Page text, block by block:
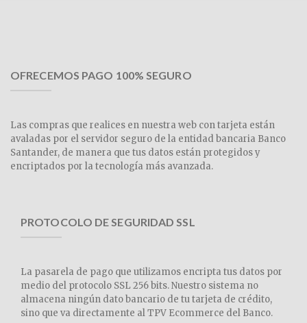
OFRECEMOS PAGO 100% SEGURO
Las compras que realices en nuestra web con tarjeta están
avaladas por el servidor seguro de la entidad bancaria Banco
Santander, de manera que tus datos están protegidos y
encriptados por la tecnología más avanzada.
PROTOCOLO DE SEGURIDAD SSL
La pasarela de pago que utilizamos encripta tus datos por
medio del protocolo SSL 256 bits. Nuestro sistema no
almacena ningún dato bancario de tu tarjeta de crédito,
sino que va directamente al TPV Ecommerce del Banco.